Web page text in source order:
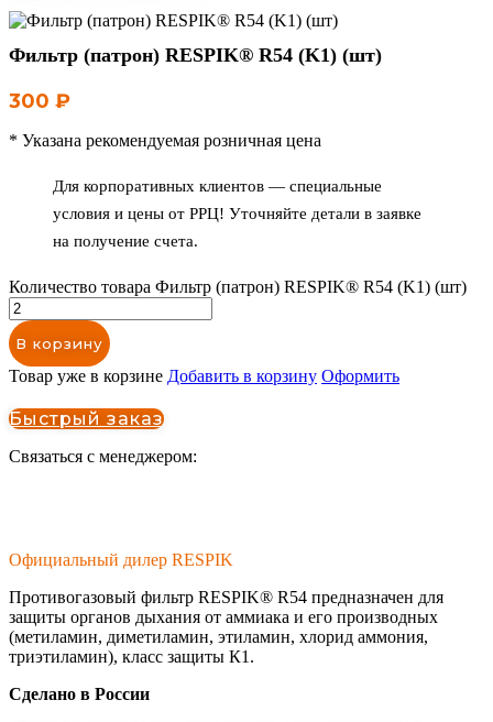
Фильтр (патрон) RESPIK® R54 (K1) (шт)
300 ₽
* Указана рекомендуемая розничная цена
Для корпоративных клиентов — специальные
условия и цены от РРЦ! Уточняйте детали в заявке
на получение счета.
Количество товара Фильтр (патрон) RESPIK® R54 (K1) (шт)
В корзину
Товар уже в корзине Добавить в корзину Оформить
Быстрый заказ
Связаться с менеджером:
Официальный дилер RESPIK
Противогазовый фильтр RESPIK® R54 предназначен для
защиты органов дыхания от аммиака и его производных
(метиламин, диметиламин, этиламин, хлорид аммония,
триэтиламин), класс защиты К1.
Сделано в России